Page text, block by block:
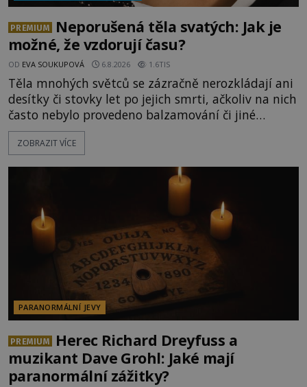
PREMIUM
Neporušená těla svatých: Jak je
možné, že vzdorují času?
OD EVA SOUKUPOVÁ 6.8.2026 1.6TIS
Těla mnohých světců se zázračně nerozkládají ani
desítky či stovky let po jejich smrti, ačkoliv na nich
často nebylo provedeno balzamování či jiné
pokusy o konzervaci. Neporušené ostatky bývají
považovány za důkaz svatosti zemřelých. Jaké
ZOBRAZIT VÍCE
PARANORMÁLNÍ JEVY
PREMIUM
Herec Richard Dreyfuss a
muzikant Dave Grohl: Jaké mají
paranormální zážitky?